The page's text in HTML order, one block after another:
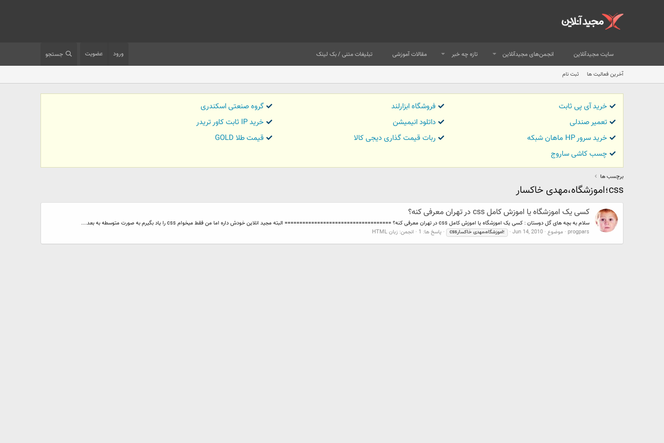
سایت مجیدآنلاین انجمن‌های مجیدآنلاین تازه چه خبر مقالات آموزشی تبلیغات متنی / بک لینک ورود عضویت جستجو
آخرین فعالیت ها ثبت نام
خرید آی پی ثابت فروشگاه ابزارلند
گروه صنعتی اسکندری
تعمیر صندلی
داتلود انیمیشن
خرید IP ثابت کاور تریدر
خرید سرور HP ماهان شبکه
ربات قیمت گذاری دیجی کالا
قیمت طلا GOLD
چسب کاشی ساروج
برچسب ها
css؛اموزشگاه،مهدی خاکسار
کسی یک اموزشگاه یا اموزش کامل css در تهران معرفی کنه؟
سلام به بچه های گل دوستان : کسی یک اموزشگاه یا اموزش کامل css در تهران معرفی کنه؟ ==================================== البته مجید انلاین خودش داره اما من فقط میخوام css را یاد بگیرم به صورت متوسطه به بعد....
progpars موضوع Jun 14, 2010 css؛اموزشگاه،مهدی خاکسار پاسخ ها: 1 انجمن: زبان HTML